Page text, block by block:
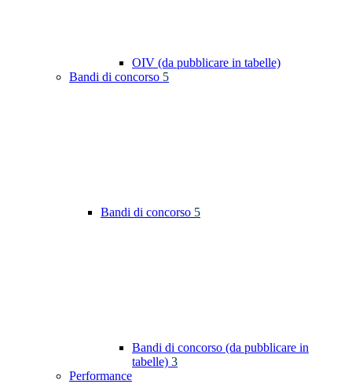
OIV (da pubblicare in tabelle)
Bandi di concorso 5
Bandi di concorso 5
Bandi di concorso (da pubblicare in
tabelle) 3
Performance